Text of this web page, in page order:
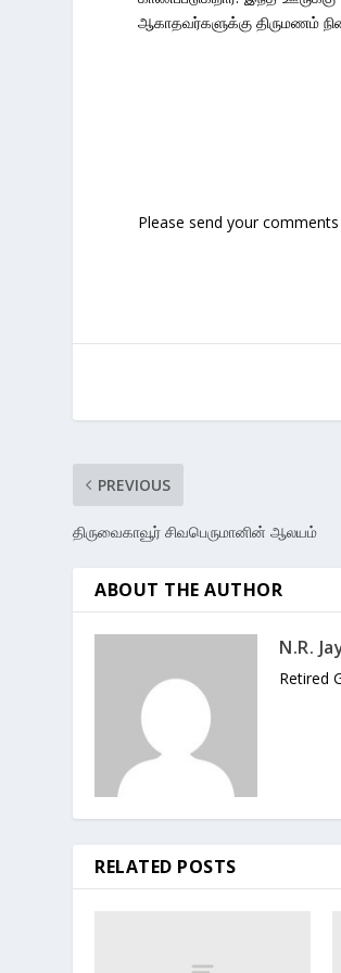
ஆகாதவர்களுக்கு திருமணம்
Please send your
PREVIOUS
திருவைகாவூர் சிவபெருமானின் ஆலயம்
ABOUT THE AUTHOR
N.R.
Retired
RELATED POSTS